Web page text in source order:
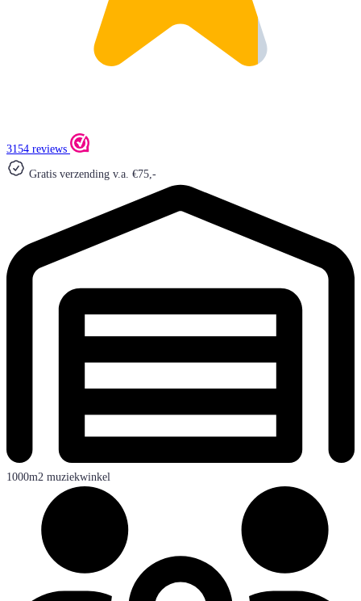
3154 reviews
Gratis verzending v.a. €75,-
1000m2 muziekwinkel